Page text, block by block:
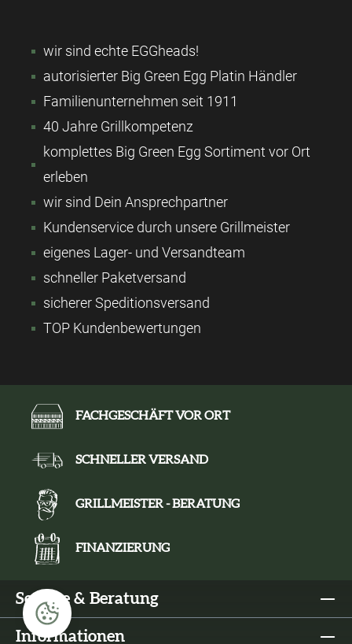
wir sind echte EGGheads!
autorisierter Big Green Egg Platin Händler
Familienunternehmen seit 1911
40 Jahre Grillkompetenz
komplettes Big Green Egg Sortiment vor Ort
erleben
wir sind Dein Ansprechpartner
Kundenservice durch unsere Grillmeister
eigenes Lager- und Versandteam
schneller Paketversand
sicherer Speditionsversand
TOP Kundenbewertungen
FACHGESCHÄFT VOR ORT
SCHNELLER VERSAND
GRILLMEISTER - BERATUNG
FINANZIERUNG
Service & Beratung
Informationen